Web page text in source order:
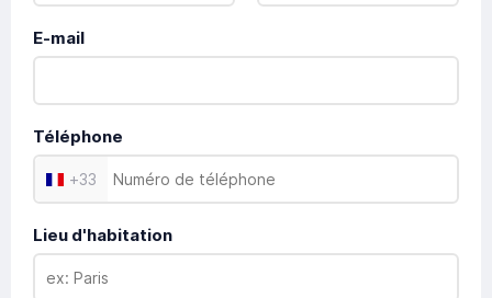
E-mail
Téléphone
+33
Lieu d'habitation